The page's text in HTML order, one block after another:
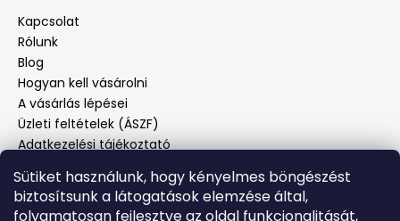
Sütiket használunk, hogy kényelmes böngészést
biztosítsunk a látogatások elemzése által,
folyamatosan fejlesztve az oldal funkcionalitását,
Kapcsolat
Rólunk
Blog
Hogyan kell vásárolni
A vásárlás lépései
Üzleti feltételek (ÁSZF)
Adatkezelési tájékoztató
Panaszjelenté